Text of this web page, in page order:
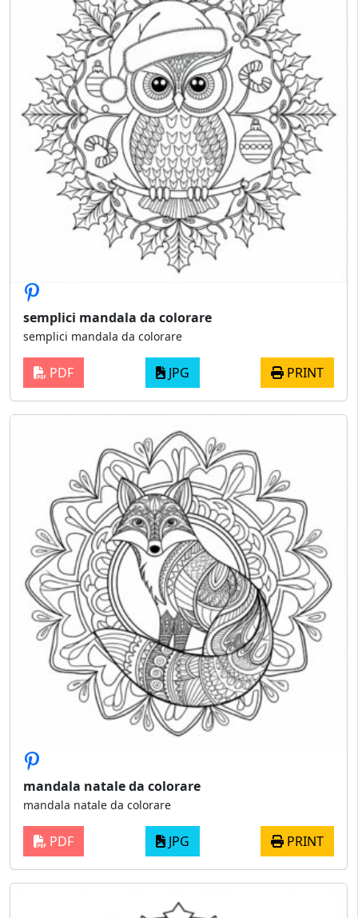
semplici mandala da colorare
semplici mandala da colorare
PDF JPG PRINT
mandala natale da colorare
mandala natale da colorare
PDF JPG PRINT